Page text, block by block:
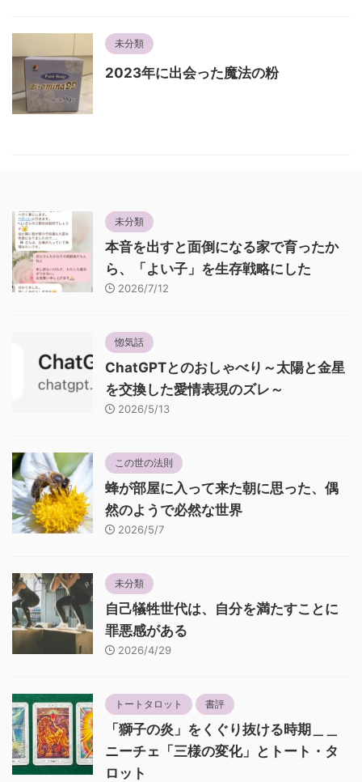
未分類
2023年に出会った魔法の粉
未分類
本音を出すと面倒になる家で育ったか
ら、「よい子」を生存戦略にした
2026/7/12
惚気話
ChatGPTとのおしゃべり～太陽と金星
を交換した愛情表現のズレ～
2026/5/13
この世の法則
蜂が部屋に入って来た朝に思った、偶
然のようで必然な世界
2026/5/7
未分類
自己犠牲世代は、自分を満たすことに
罪悪感がある
2026/4/29
トートタロット 書評
「獅子の炎」をくぐり抜ける時期＿＿
ニーチェ「三様の変化」とトート・タ
ロット